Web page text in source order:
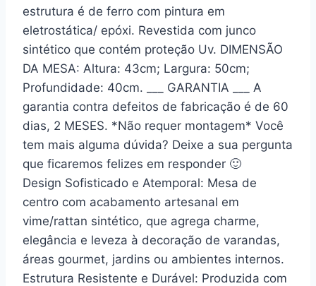
estrutura é de ferro com pintura em
eletrostática/ epóxi. Revestida com junco
sintético que contém proteção Uv. DIMENSÃO
DA MESA: Altura: 43cm; Largura: 50cm;
Profundidade: 40cm. ___ GARANTIA ___ A
garantia contra defeitos de fabricação é de 60
dias, 2 MESES. *Não requer montagem* Você
tem mais alguma dúvida? Deixe a sua pergunta
que ficaremos felizes em responder 🙂
Design Sofisticado e Atemporal: Mesa de
centro com acabamento artesanal em
vime/rattan sintético, que agrega charme,
elegância e leveza à decoração de varandas,
áreas gourmet, jardins ou ambientes internos.
Estrutura Resistente e Durável: Produzida com